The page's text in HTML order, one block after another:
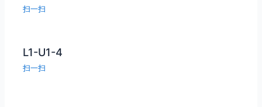
扫一扫
L1-U1-4
扫一扫